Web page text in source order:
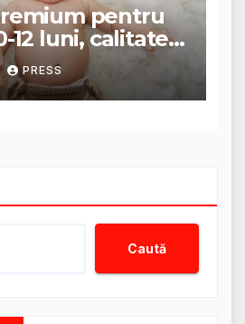
pentru
12 luni, calitate
PRESS
Caută